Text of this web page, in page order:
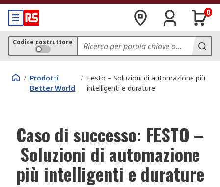
0
Codice costruttore
/ Prodotti
Better World
/ Festo – Soluzioni di automazione più
intelligenti e durature
Caso di successo: FESTO –
Soluzioni di automazione
più intelligenti e durature